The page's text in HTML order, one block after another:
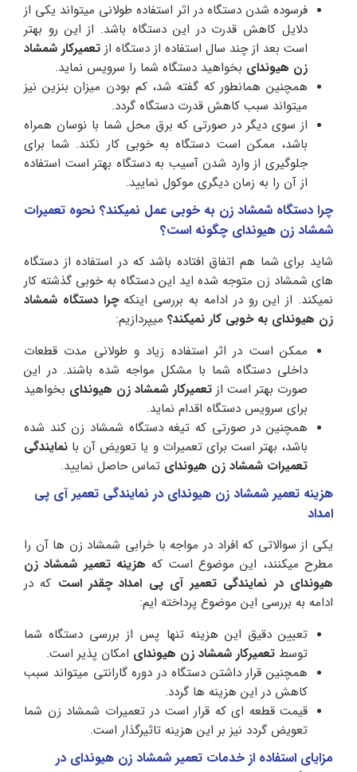
فرسوده شدن دستگاه در اثر استفاده طولانی میتواند یکی از
دلایل کاهش قدرت در این دستگاه باشد. از این رو بهتر
است بعد از چند سال استفاده از دستگاه از تعمیرکار شمشاد
زن هیوندای بخواهید دستگاه شما را سرویس نماید.
همچنین همانطور که گفته شد، کم بودن میزان بنزین نیز
میتواند سبب کاهش قدرت دستگاه گردد.
از سوی دیگر در صورتی که برق محل شما با نوسان همراه
باشد، ممکن است دستگاه به خوبی کار نکند. شما برای
جلوگیری از وارد شدن آسیب به دستگاه بهتر است استفاده
از آن را به زمان دیگری موکول نمایید.
چرا دستگاه شمشاد زن به خوبی عمل نمیکند؟ نحوه تعمیرات
شمشاد زن هیوندای چگونه است؟
شاید برای شما هم اتفاق افتاده باشد که در استفاده از دستگاه
های شمشاد زن متوجه شده اید این دستگاه به خوبی گذشته کار
نمیکند. از این رو در ادامه به بررسی اینکهچرا دستگاه شمشاد
زن هیوندای به خوبی کار نمیکند؟ میپردازیم:
ممکن است در اثر استفاده زیاد و طولانی مدت قطعات
داخلی دستگاه شما با مشکل مواجه شده باشند. در این
صورت بهتر است ازتعمیرکار شمشاد زن هیوندای بخواهید
برای سرویس دستگاه اقدام نماید.
همچنین در صورتی که تیغه دستگاه شمشاد زن کند شده
باشد، بهتر است برای تعمیرات و یا تعویض آن با نمایندگی
تعمیرات شمشاد زن هیوندای تماس حاصل نمایید.
هزینه تعمیر شمشاد زن هیوندای در نمایندگی تعمیر آی پی
امداد
یکی از سوالاتی که افراد در مواجه با خرابی شمشاد زن ها آن را
مطرح میکنند، این موضوع است که هزینه تعمیر شمشاد زن
هیوندای در نمایندگی تعمیر آی پی امداد چقدر است که در
ادامه به بررسی این موضوع پرداخته ایم:
تعیین دقیق این هزینه تنها پس از بررسی دستگاه شما
توسط تعمیرکار شمشاد زن هیوندای امکان پذیر است.
همچنین قرار داشتن دستگاه در دوره گارانتی میتواند سبب
کاهش در این هزینه ها گردد.
قیمت قطعه ای که قرار است در تعمیرات شمشاد زن شما
تعویض گردد نیز بر این هزینه تاثیرگذار است.
مزایای استفاده از خدمات تعمیر شمشاد زن هیوندای در